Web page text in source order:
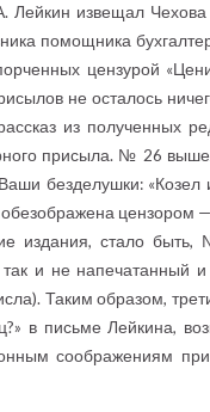
Лейкин извещал
помощника
цензурой
не осталось
из полученных
присыла. № 26
безделушки: «Козел
цензором
издания, стало
так и не напечатанный
Таким образом,
в письме Лейкина,
соображениям